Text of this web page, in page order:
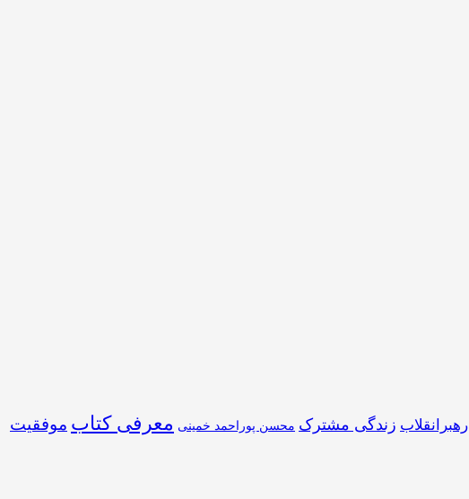
رهبرانقلاب زندگی مشترک محسن پوراحمد خمینی معرفی کتاب موفقیت